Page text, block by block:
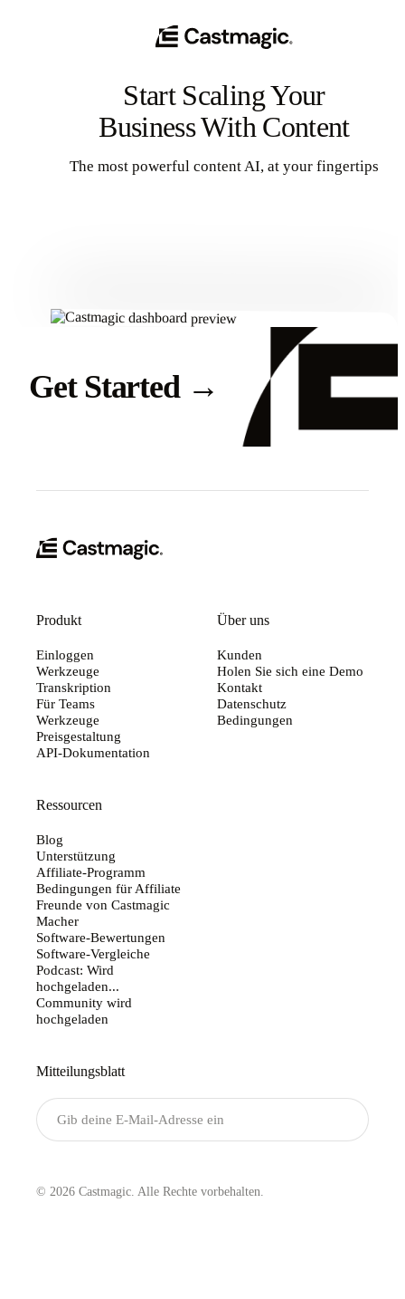
Start Scaling Your
Business With Content
The most powerful content AI, at your fingertips
Get Started →
Produkt
Einloggen
Werkzeuge
Transkription
Für Teams
Werkzeuge
Preisgestaltung
API-Dokumentation
Über uns
Kunden
Holen Sie sich eine Demo
Kontakt
Datenschutz
Bedingungen
Ressourcen
Blog
Unterstützung
Affiliate-Programm
Bedingungen für Affiliate
Freunde von Castmagic
Macher
Software-Bewertungen
Software-Vergleiche
Podcast: Wird
hochgeladen...
Community wird
hochgeladen
Mitteilungsblatt
© 2026 Castmagic. Alle Rechte vorbehalten.